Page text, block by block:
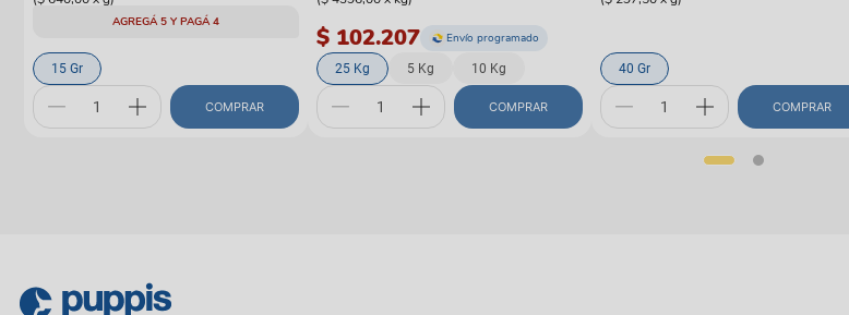
AGREGÁ 5 Y PAGÁ 4
15 Gr
COMPRAR
$ 102.207 Envío programado
25 Kg 5 Kg 10 Kg
COMPRAR
40 Gr
COMPRAR